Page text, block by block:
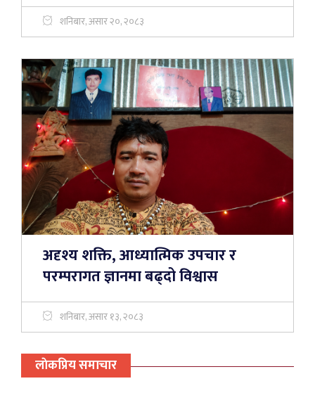
शनिबार, असार २०, २०८३
अदृश्य शक्ति, आध्यात्मिक उपचार र
परम्परागत ज्ञानमा बढ्दो विश्वास
शनिबार, असार १३, २०८३
लाेकप्रिय समाचार